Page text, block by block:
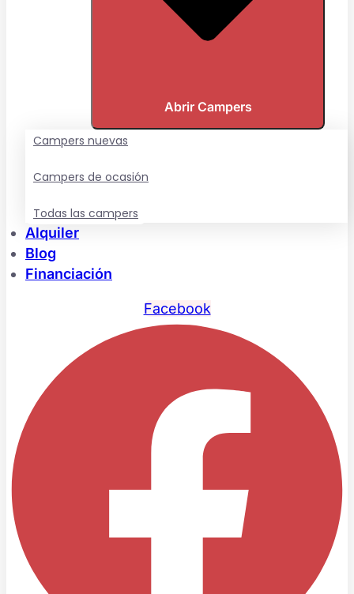
Abrir Campers
Campers nuevas
Campers de ocasión
Todas las campers
Alquiler
Blog
Financiación
Facebook